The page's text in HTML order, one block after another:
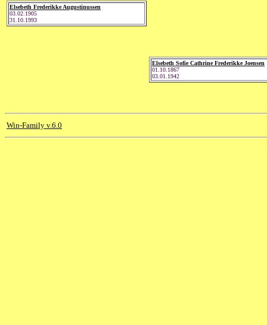
Elsebeth Frederikke Augustinussen
03.02.1905
31.10.1993
Elsebeth Sofie Cathrine Frederikke Joensen
01.10.1867
03.01.1942
Win-Family v.6.0